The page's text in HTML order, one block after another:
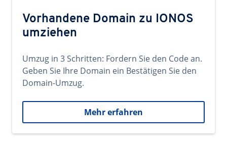
Vorhandene Domain zu IONOS
umziehen
Umzug in 3 Schritten: Fordern Sie den Code an.
Geben Sie Ihre Domain ein Bestätigen Sie den
Domain-Umzug.
Mehr erfahren